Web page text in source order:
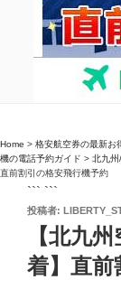
Home > 格安航空券の最新お
機の電話予約ガイド > 北九
直前割引の格安飛行機予約
``` ```
投
投稿者:
【北九
着】直前